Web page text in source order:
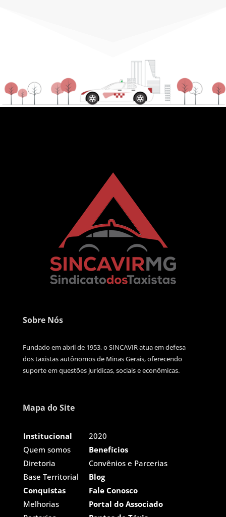
Sobre Nós
Fundado em abril de 1953, o SINCAVIR atua em defesa
dos taxistas autônomos de Minas Gerais, oferecendo
suporte em questões jurídicas, sociais e econômicas.
Mapa do Site
Institucional
2020
Quem somos
Benefícios
Diretoria
Convênios e Parcerias
Base Territorial
Blog
Conquistas
Fale Conosco
Melhorias
Portal do Associado